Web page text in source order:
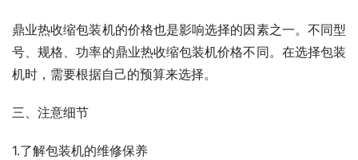
鼎业热收缩包装机的价格也是影响选择的因素之一。不同型
号、规格、功率的鼎业热收缩包装机价格不同。在选择包装
机时，需要根据自己的预算来选择。
三、注意细节
1.了解包装机的维修保养